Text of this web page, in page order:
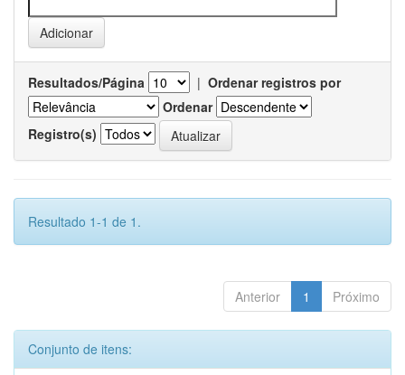
Resultados/Página | Ordenar registros por
Ordenar
Registro(s)
Resultado 1-1 de 1.
Anterior 1 Próximo
Conjunto de itens: